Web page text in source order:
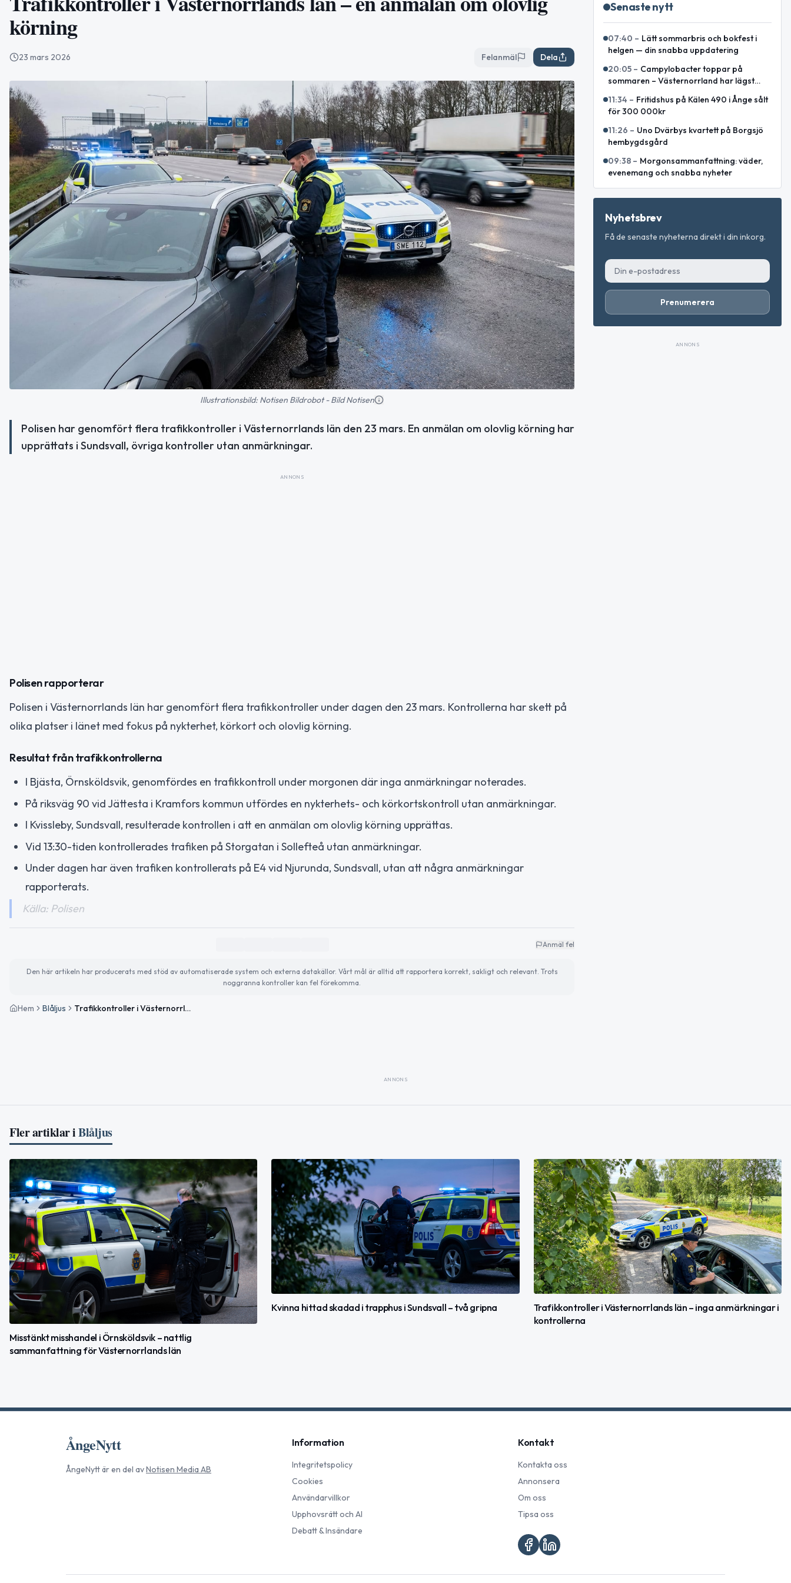
körning
23 mars 2026 Felanmäl Dela
Illustrationsbild: Notisen Bildrobot - Bild Notisen
Polisen har genomfört flera trafikkontroller i Västernorrlands län den 23 mars. En anmälan om olovlig körning har
upprättats i Sundsvall, övriga kontroller utan anmärkningar.
ANNONS
Polisen rapporterar
Polisen i Västernorrlands län har genomfört flera trafikkontroller under dagen den 23 mars. Kontrollerna har skett på
olika platser i länet med fokus på nykterhet, körkort och olovlig körning.
Resultat från trafikkontrollerna
I Bjästa, Örnsköldsvik, genomfördes en trafikkontroll under morgonen där inga anmärkningar noterades.
På riksväg 90 vid Jättesta i Kramfors kommun utfördes en nykterhets- och körkortskontroll utan anmärkningar.
I Kvissleby, Sundsvall, resulterade kontrollen i att en anmälan om olovlig körning upprättas.
Vid 13:30-tiden kontrollerades trafiken på Storgatan i Sollefteå utan anmärkningar.
Under dagen har även trafiken kontrollerats på E4 vid Njurunda, Sundsvall, utan att några anmärkningar
rapporterats.
Källa: Polisen
Anmäl fel
Den här artikeln har producerats med stöd av automatiserade system och externa datakällor. Vårt mål är alltid att rapportera korrekt, sakligt och relevant. Trots
noggranna kontroller kan fel förekomma.
Hem Blåljus Trafikkontroller i Västernorrlands län – en anmälan om olovlig körning
Senaste nytt
07:40 – Lätt sommarbris och bokfest i
helgen — din snabba uppdatering
20:05 – Campylobacter toppar på
sommaren – Västernorrland har lägst
11:34 – Fritidshus på Kälen 490 i Ånge sålt
för 300 000kr
11:26 – Uno Dvärbys kvartett på Borgsjö
hembygdsgård
09:38 – Morgonsammanfattning: väder,
evenemang och snabba nyheter
Nyhetsbrev
Få de senaste nyheterna direkt i din inkorg.
Prenumerera
ANNONS
ANNONS
Fler artiklar iBlåljus
Misstänkt misshandel i Örnsköldsvik – nattlig
sammanfattning för Västernorrlands län
Kvinna hittad skadad i trapphus i Sundsvall – två gripna
Trafikkontroller i Västernorrlands län – inga anmärkningar i
kontrollerna
ÅngeNytt
ÅngeNyttär en del avNotisen Media AB
Information
Integritetspolicy
Cookies
Användarvillkor
Upphovsrätt och AI
Debatt & Insändare
Kontakt
Kontakta oss
Annonsera
Om oss
Tipsa oss